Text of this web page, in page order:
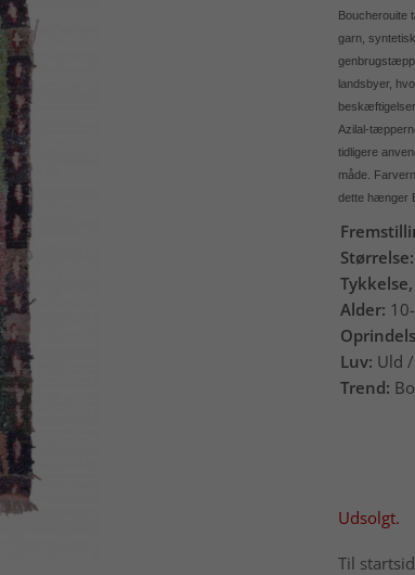
Boucherouite
garn,
landsbyer,
Azilal-
tidligere
måde.
dette hænger
Størrelse:
Tykkelse,
Alder:
Luv: Uld
Trend:
Udsolgt.
Til